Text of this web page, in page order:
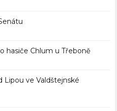
hasiče Chlum u Třeboně
Lipou ve Valdštejnské